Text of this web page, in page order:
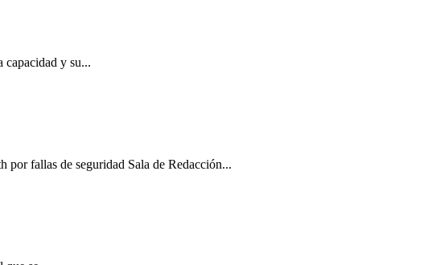
capacidad y su...
por fallas de seguridad Sala de Redacción...